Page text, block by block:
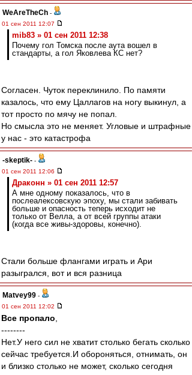
WeAreTheCh -
01 сен 2011 12:07
mib83 » 01 сен 2011 12:38
Почему гол Томска после аута вошел в
стандарты, а гол Яковлева КС нет?
Согласен. Чуток переклинило. По памяти
казалось, что ему Цаллагов на ногу выкинул, а
тот просто по мячу не попал.
Но смысла это не меняет. Угловые и штрафные
у нас - это катастрофа
-skeptik- -
01 сен 2011 12:06
Драконн » 01 сен 2011 12:57
А мне одному показалось, что в
послеалексовскую эпоху, мы стали забивать
больше и опасность теперь исходит не
только от Велла, а от всей группы атаки
(когда все живы-здоровы, конечно).
Стали больше флангами играть и Ари
разыгрался, вот и вся разница
Matvey99 -
01 сен 2011 12:02
Все пропало
--------
Нет.У него сил не хватит столько бегать сколько
сейчас требуется.И обороняться, отнимать, он
и близко столько не может, сколько сегодня